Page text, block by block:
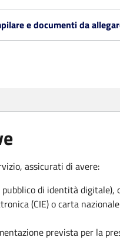
e documenti da
assicurati di avere:
pubblico di identità digitale),
(CIE) o carta
prevista per la